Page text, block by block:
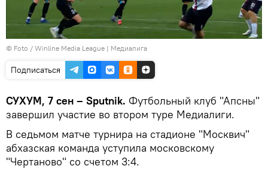
© Foto / Winline Media League | Медиалига
Подписаться
СУХУМ, 7 сен – Sputnik. Футбольный клуб "Апсны"
завершил участие во втором туре Медиалиги.
В седьмом матче турнира на стадионе "Москвич"
абхазская команда уступила московскому
"Чертаново" со счетом 3:4.